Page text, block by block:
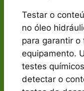
Testar o
no óleo
para garantir o
equipamento.
testes
detectar o